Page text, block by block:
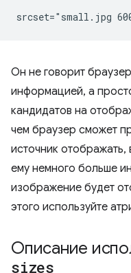
Он не говорит
информацией, а
кандидатов на
чем браузер сможет
источник
ему немного больше
изображение будет
этого используйте
Описание
sizes